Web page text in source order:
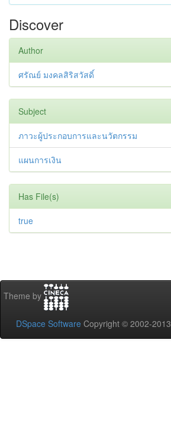
Discover
Author
ศรัณย์ มงคลสิริสวัสดิ์
Subject
ภาวะผู้ประกอบการและนวัตกรรม
แผนการเงิน
Has File(s)
true
Theme by
DSpace Software Copyright © 2002-2013